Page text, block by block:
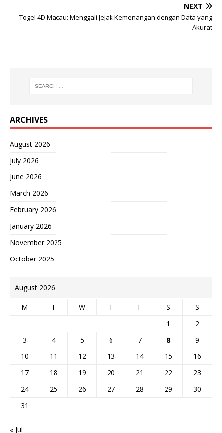
NEXT
Togel 4D Macau: Menggali Jejak Kemenangan dengan Data yang
Akurat
ARCHIVES
August 2026
July 2026
June 2026
March 2026
February 2026
January 2026
November 2025
October 2025
August 2026
M T W T F S
S
1
2
3
4 5 6 7 8
9
10
11 12 13 14 15
16
17
18 19 20 21 22
23
24
25 26 27 28 29
30
31
« Jul